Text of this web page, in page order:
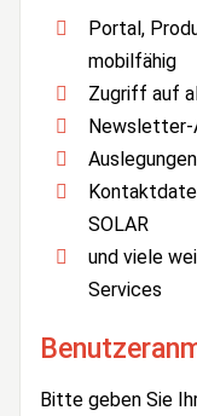
Portal,
mobilfähig
Zugriff auf
Newsletter-
SOLAR
und viele
Services
Bitte geben Sie